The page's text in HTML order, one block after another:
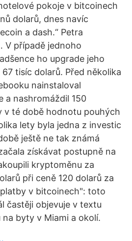
pokoje v bitcoinech
dolarů, dnes navíc
a dash.“ Petra
V případě jednoho
ho upgrade jeho
tisíc dolarů. Před několika
nainstaloval
a nashromáždil 150
v té době hodnotu pouhých
lety byla jedna z investic
ještě ne tak známá
získávat postupně na
kryptoměnu za
při ceně 120 dolarů za
v bitcoinech": toto
častěji objevuje v textu
byty v Miami a okolí.